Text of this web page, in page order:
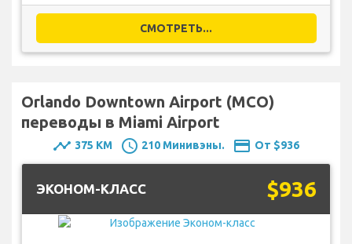
СМОТРЕТЬ...
Orlando Downtown Airport (MCO)
переводы в Miami Airport
timeline 375 KM schedule 210 Минивэны. payment От $936
ЭКОНОМ-КЛАСС $936